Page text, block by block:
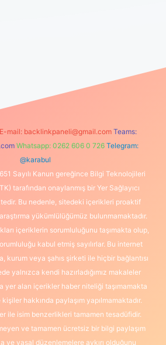
elexbetgiris.org
E-mail: backlinkpaneli@gmail.com Teams:
Whatsapp: 0262 606 0 726 Telegram:
@karabul
Sayılı Kanun gereğince Bilgi Teknolojileri
tarafından onaylanmış bir Yer Sağlayıcı
Bu nedenle, sitedeki içerikleri proaktif
yükümlülüğümüz bulunmamaktadır.
içeriklerin sorumluluğunu taşımakta olup,
kabul etmiş sayılırlar. Bu internet
kurum veya şahıs şirketi ile hiçbir bağlantısı
yalnızca kendi hazırladığımız makaleler
yer alan içerikler haber niteliği taşımamakta
hakkında paylaşım yapılmamaktadır.
ile isim benzerlikleri tamamen tesadüfidir.
ve tamamen ücretsiz bir bilgi paylaşım
ve yasal düzenlemelere aykırı olduğunu